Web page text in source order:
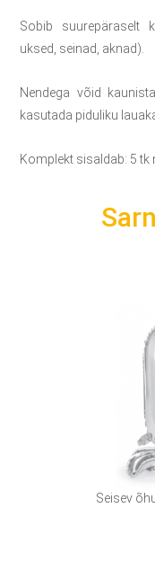
Sobib suurepäraselt
uksed, seinad, aknad).
Nendega võid
kasutada piduliku
Komplekt sisaldab: 5 tk
Seisev